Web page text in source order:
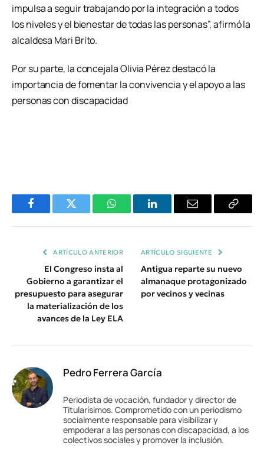
impulsa a seguir trabajando por la integración a todos
los niveles y el bienestar de todas las personas”, afirmó la
alcaldesa Mari Brito.
Por su parte, la concejala Olivia Pérez destacó la
importancia de fomentar la convivencia y el apoyo a las
personas con discapacidad
FacebookTwitter WhatsAppLinkedInEmail
Copiar
ARTÍCULO ANTERIOR
El Congreso insta al
Gobierno a garantizar el
presupuesto para asegurar
la materialización de los
avances de la Ley ELA
ARTÍCULO SIGUIENTE
Antigua reparte su nuevo
almanaque protagonizado
por vecinos y vecinas
Pedro Ferrera García
Periodista de vocación, fundador y director de
Titularísimos. Comprometido con un periodismo
socialmente responsable para visibilizar y
empoderar a las personas con discapacidad, a los
colectivos sociales y promover la inclusión.